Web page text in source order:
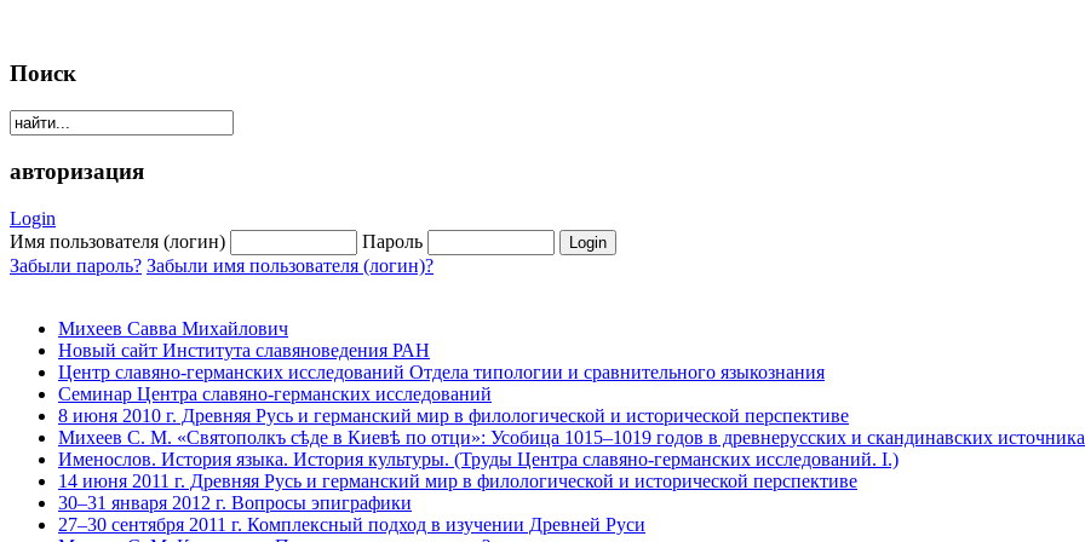
Поиск
авторизация
Login
Имя пользователя (логин)
Пароль
Забыли пароль? Забыли имя пользователя (логин)?
Михеев Савва Михайлович
Новый сайт Института славяноведения РАН
Центр славяно-германских исследований Отдела типологии и сравнительного языкознания
Семинар Центра славяно-германских исследований
8 июня 2010 г. Древняя Русь и германский мир в филологической и исторической перспективе
Михеев С. М. «Святополкъ сѣде в Киевѣ по отци»: Усобица 1015–1019 годов в древнерусских и скандинавских
Именослов. История языка. История культуры. (Труды Центра славяно-германских исследований. I.)
14 июня 2011 г. Древняя Русь и германский мир в филологической и исторической перспективе
30–31 января 2012 г. Вопросы эпиграфики
27–30 сентября 2011 г. Комплексный подход в изучении Древней Руси